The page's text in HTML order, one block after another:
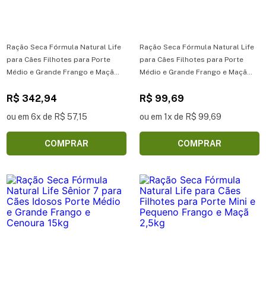
Ração Seca Fórmula Natural Life
para Cães Filhotes para Porte
Médio e Grande Frango e Maçã
R$ 342,94
ou em 6x de R$ 57,15
COMPRAR
Ração Seca Fórmula Natural Life
para Cães Filhotes para Porte
Médio e Grande Frango e Maçã
R$ 99,69
ou em 1x de R$ 99,69
COMPRAR